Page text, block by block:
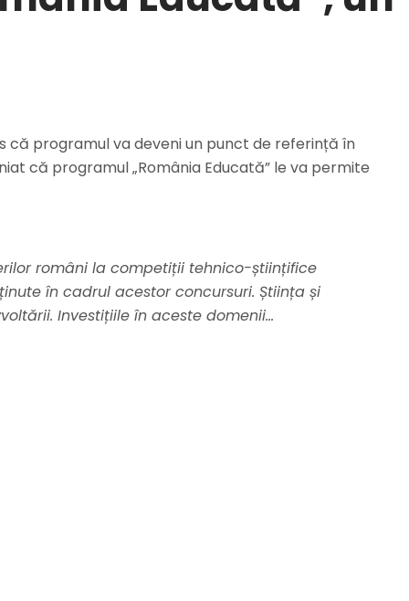
că programul va deveni un punct de referință în
că programul „România Educată” le va permite
români la competiții tehnico-științifice
în cadrul acestor concursuri. Știința și
Investițiile în aceste domenii…